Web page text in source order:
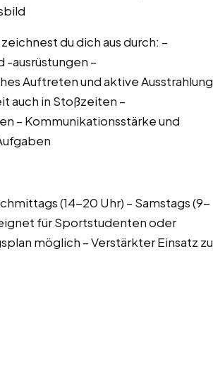
du dich aus durch: –
ausrüstungen –
Auftreten und aktive Ausstrahlung
auch in Stoßzeiten –
– Kommunikationsstärke und
(14-20 Uhr) – Samstags (9-
für Sportstudenten oder
möglich – Verstärkter Einsatz zu